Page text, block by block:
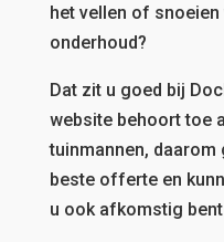
het vellen of
onderhoud?
Dat zit u goed bij
website behoort toe
tuinmannen, daarom
beste offerte en
u ook afkomstig